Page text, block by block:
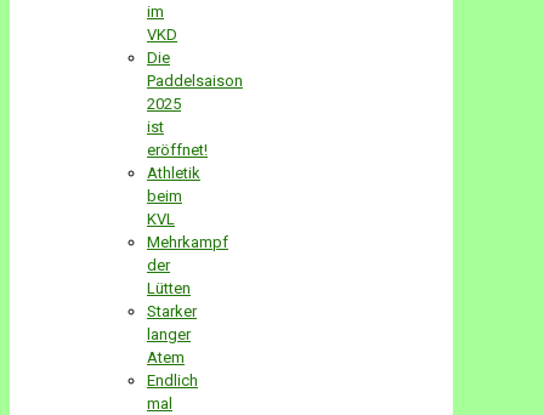
im
VKD
Die
Paddelsaison
2025
ist
eröffnet!
Athletik
beim
KVL
Mehrkampf
der
Lütten
Starker
langer
Atem
Endlich
mal